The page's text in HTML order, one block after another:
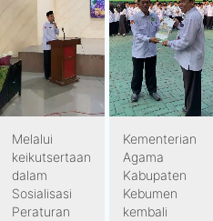
Melalui
keikutsertaan
dalam
Sosialisasi
Peraturan
Kementerian
Agama
Kabupaten
Kebumen
kembali